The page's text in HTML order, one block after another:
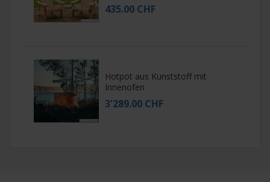
435.00 CHF
Hotpot aus Kunststoff mit
Innenofen
3'289.00 CHF